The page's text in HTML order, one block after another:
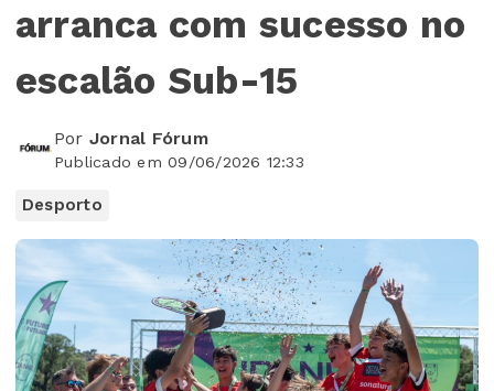
arranca com sucesso no
escalão Sub-15
Por Jornal Fórum
Publicado em 09/06/2026 12:33
Desporto